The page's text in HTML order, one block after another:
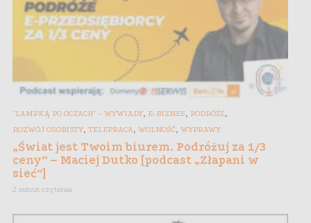
"LAMPKĄ PO OCZACH" - WYWIADY, E-BIZNES PODRÓŻE
ROZWÓJ OSOBISTY, TELEPRACA WOLNOŚĆ WYPRAWY
„Świat jest Twoim biurem. Podróżuj za 1/3
ceny” – Maciej Dutko [podcast „Złapani w
sieć”]
2 minut czytania